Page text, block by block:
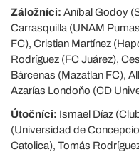
Záložníci: Aníbal Godoy
Carrasquilla (UNAM
FC), Cristian Martínez
Rodríguez (FC Juárez),
Bárcenas (Mazatlan FC),
Azarías Londoňo (CD
Útočníci: Ismael Díaz
(Universidad de
Catolica), Tomás